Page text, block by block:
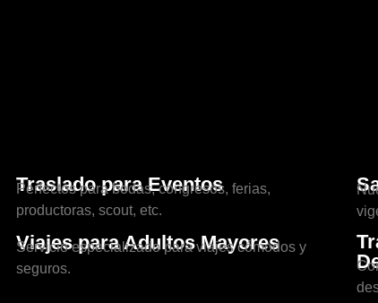
Traslado para Eventos
Perfectos para bodas, congresos, ferias,
productoras, scout, etc.
Viajes para Adultos Mayores
Servicio especializado para viajes cómodos y
seguros.